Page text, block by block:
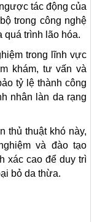
tác động của
trong công nghệ
quá trình lão hóa.
trong lĩnh vực
khám, tư vấn và
tỷ lệ thành công
nhân làn da rạng
thủ thuật khó này,
và đào tạo
xác cao để duy trì
bỏ da thừa.